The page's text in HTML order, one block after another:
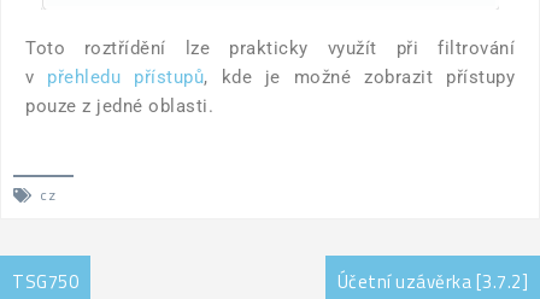
Toto roztřídění lze prakticky využít při filtrování
v přehledu přístupů, kde je možné zobrazit přístupy
pouze z jedné oblasti.
cz
TSG750 Účetní uzávěrka [3.7.2]